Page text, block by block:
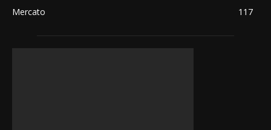
Mercato
117